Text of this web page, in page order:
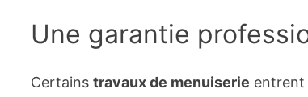
Une garantie
Certainstravaux de menuiserie entrent